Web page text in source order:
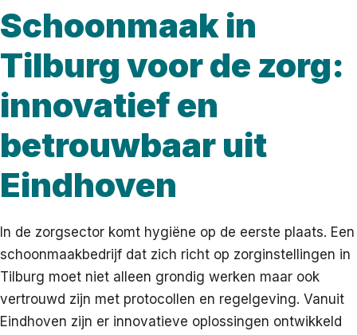
Schoonmaak in
Tilburg voor de zorg:
innovatief en
betrouwbaar uit
Eindhoven
In de zorgsector komt hygiëne op de eerste plaats. Een
schoonmaakbedrijf dat zich richt op zorginstellingen in
Tilburg moet niet alleen grondig werken maar ook
vertrouwd zijn met protocollen en regelgeving. Vanuit
Eindhoven zijn er innovatieve oplossingen ontwikkeld